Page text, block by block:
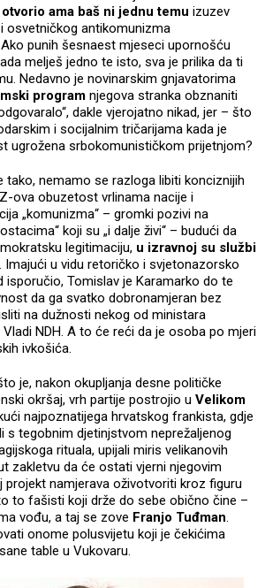
ama baš ni jednu temu izuzev
osvetničkog antikomunizma
punih šesnaest mjeseci upornošću
melješ jedno te isto, sva je prilika da ti
Nedavno je novinarskim gnjavatorima
program njegova stranka obznaniti
dakle vjerojatno nikad, jer – što
i socijalnim tričarijama kada je
ugrožena srbokomunističkom prijetnjom?
tako, nemamo se razloga libiti konciznijih
ova obuzetost vrlinama nacije i
„komunizma“ – gromki pozivi na
koji su „i dalje živi“ – budući da
legitimaciju, u izravnoj su službi
. Imajući u vidu retoričko i svjetonazorsko
isporučio, Tomislav je Karamarko do te
da ga svatko dobronamjeran bez
na dužnosti nekog od ministara
NDH. A to će reći da je osoba po mjeri
ivkošića.
je, nakon okupljanja desne političke
okršaj, vrh partije postrojio u Velikom
najpoznatijega hrvatskog frankista, gdje
s tegobnim djetinjstvom neprežaljenog
rituala, upijali miris velikanovih
zakletvu da će ostati vjerni njegovim
projekt namjerava oživotvoriti kroz figuru
to fašisti koji drže do sebe obično čine –
vođu, a taj se zove Franjo Tuđman.
onome polusvijetu koji je čekićima
table u Vukovaru.